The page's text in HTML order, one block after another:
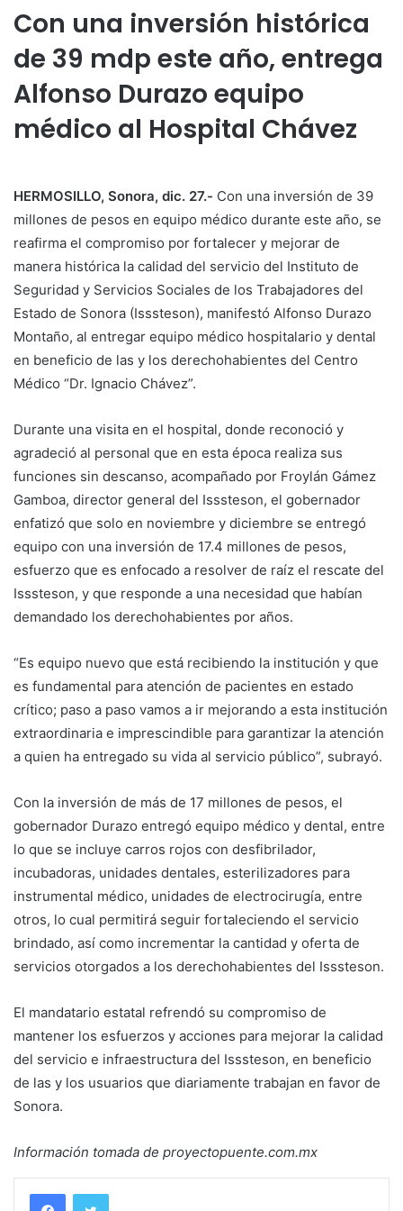
Con una inversión histórica
de 39 mdp este año, entrega
Alfonso Durazo equipo
médico al Hospital Chávez
HERMOSILLO, Sonora, dic. 27.- Con una inversión de 39
millones de pesos en equipo médico durante este año, se
reafirma el compromiso por fortalecer y mejorar de
manera histórica la calidad del servicio del Instituto de
Seguridad y Servicios Sociales de los Trabajadores del
Estado de Sonora (Isssteson), manifestó Alfonso Durazo
Montaño, al entregar equipo médico hospitalario y dental
en beneficio de las y los derechohabientes del Centro
Médico “Dr. Ignacio Chávez”.
Durante una visita en el hospital, donde reconoció y
agradeció al personal que en esta época realiza sus
funciones sin descanso, acompañado por Froylán Gámez
Gamboa, director general del Isssteson, el gobernador
enfatizó que solo en noviembre y diciembre se entregó
equipo con una inversión de 17.4 millones de pesos,
esfuerzo que es enfocado a resolver de raíz el rescate del
Isssteson, y que responde a una necesidad que habían
demandado los derechohabientes por años.
“Es equipo nuevo que está recibiendo la institución y que
es fundamental para atención de pacientes en estado
crítico; paso a paso vamos a ir mejorando a esta institución
extraordinaria e imprescindible para garantizar la atención
a quien ha entregado su vida al servicio público”, subrayó.
Con la inversión de más de 17 millones de pesos, el
gobernador Durazo entregó equipo médico y dental, entre
lo que se incluye carros rojos con desfibrilador,
incubadoras, unidades dentales, esterilizadores para
instrumental médico, unidades de electrocirugía, entre
otros, lo cual permitirá seguir fortaleciendo el servicio
brindado, así como incrementar la cantidad y oferta de
servicios otorgados a los derechohabientes del Isssteson.
El mandatario estatal refrendó su compromiso de
mantener los esfuerzos y acciones para mejorar la calidad
del servicio e infraestructura del Isssteson, en beneficio
de las y los usuarios que diariamente trabajan en favor de
Sonora.
Información tomada de proyectopuente.com.mx